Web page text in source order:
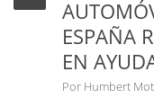
ESPAÑA
EN
Por Humbert